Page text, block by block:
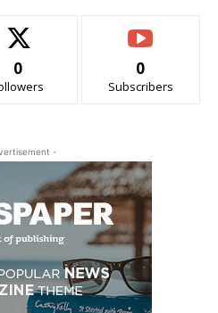
0 0
Subscribers
-